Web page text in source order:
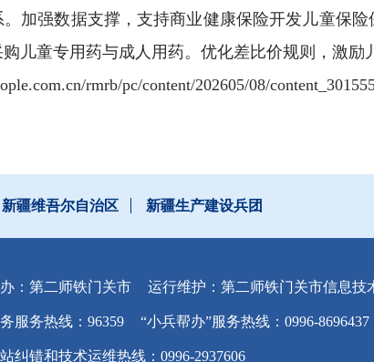
加强数据支撑，支持商业健康保险开发儿童保
儿童专用药与成人用药。优化差比价规则，激励
rmrb/pc/content/202605/08/
新疆维吾尔自治区 新疆生产建设兵团
：第二师铁门关市 运行维护：第二师铁门关市信息技
服务热线：96359 “小兵帮办”服务热线：0996-8696437
纠错和技术运维热线：0996-2937606